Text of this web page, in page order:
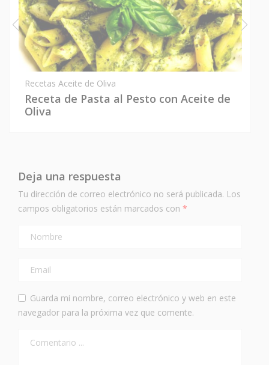
Recetas Aceite de Oliva
Receta de Pasta al Pesto con Aceite de
Oliva
Deja una respuesta
Tu dirección de correo electrónico no será publicada. Los
campos obligatorios están marcados con *
Guarda mi nombre, correo electrónico y web en este
navegador para la próxima vez que comente.